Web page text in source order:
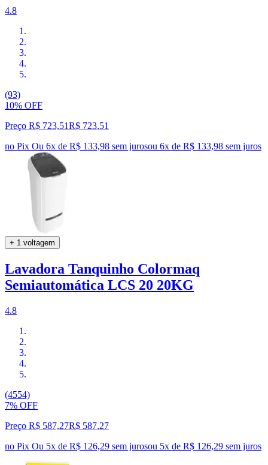
4.8
(93)
10% OFF
Preço R$ 723,51R$ 723,51
no Pix Ou 6x de R$ 133,98 sem jurosou 6x de R$ 133,98 sem juros
+ 1 voltagem
Lavadora Tanquinho Colormaq
Semiautomática LCS 20 20KG
4.8
(4554)
7% OFF
Preço R$ 587,27R$ 587,27
no Pix Ou 5x de R$ 126,29 sem jurosou 5x de R$ 126,29 sem juros